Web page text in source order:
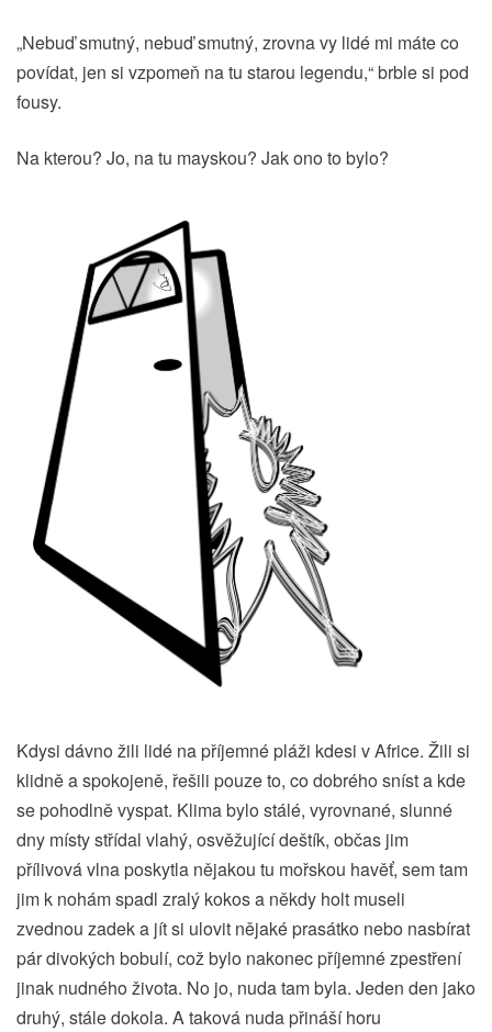
„Nebuď smutný, nebuď smutný, zrovna vy lidé mi máte co
povídat, jen si vzpomeň na tu starou legendu,“ brble si pod
fousy.
Na kterou? Jo, na tu mayskou? Jak ono to bylo?
Kdysi dávno žili lidé na příjemné pláži kdesi v Africe. Žili si
klidně a spokojeně, řešili pouze to, co dobrého sníst a kde
se pohodlně vyspat. Klima bylo stálé, vyrovnané, slunné
dny místy střídal vlahý, osvěžující deštík, občas jim
přílivová vlna poskytla nějakou tu mořskou havěť, sem tam
jim k nohám spadl zralý kokos a někdy holt museli
zvednou zadek a jít si ulovit nějaké prasátko nebo nasbírat
pár divokých bobulí, což bylo nakonec příjemné zpestření
jinak nudného života. No jo, nuda tam byla. Jeden den jako
druhý, stále dokola. A taková nuda přináší horu